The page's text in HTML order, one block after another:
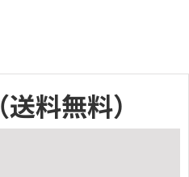
（送料無料）